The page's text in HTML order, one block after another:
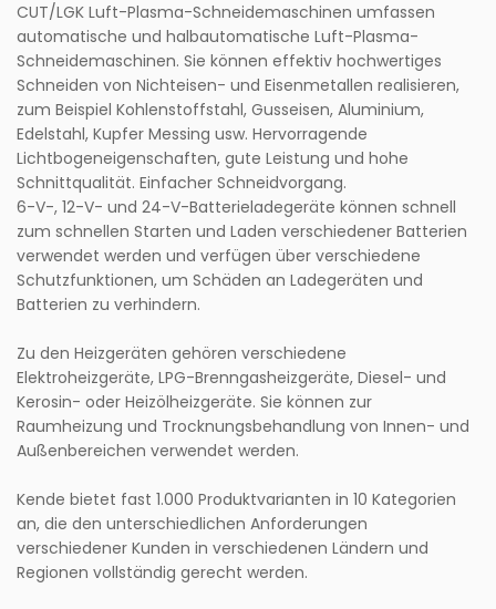
CUT/LGK Luft-Plasma-Schneidemaschinen umfassen
automatische und halbautomatische Luft-Plasma-
Schneidemaschinen. Sie können effektiv hochwertiges
Schneiden von Nichteisen- und Eisenmetallen realisieren,
zum Beispiel Kohlenstoffstahl, Gusseisen, Aluminium,
Edelstahl, Kupfer Messing usw. Hervorragende
Lichtbogeneigenschaften, gute Leistung und hohe
Schnittqualität. Einfacher Schneidvorgang.
6-V-, 12-V- und 24-V-Batterieladegeräte können schnell
zum schnellen Starten und Laden verschiedener Batterien
verwendet werden und verfügen über verschiedene
Schutzfunktionen, um Schäden an Ladegeräten und
Batterien zu verhindern.
Zu den Heizgeräten gehören verschiedene
Elektroheizgeräte, LPG-Brenngasheizgeräte, Diesel- und
Kerosin- oder Heizölheizgeräte. Sie können zur
Raumheizung und Trocknungsbehandlung von Innen- und
Außenbereichen verwendet werden.
Kende bietet fast 1.000 Produktvarianten in 10 Kategorien
an, die den unterschiedlichen Anforderungen
verschiedener Kunden in verschiedenen Ländern und
Regionen vollständig gerecht werden.